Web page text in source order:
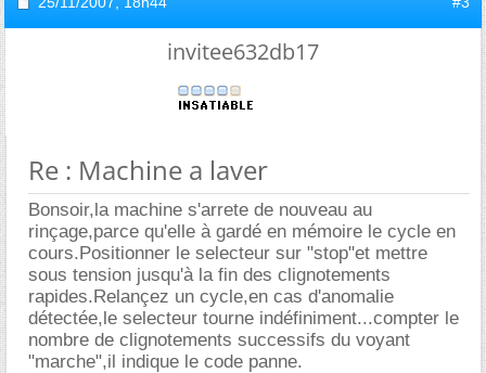
invitee632db17
Re : Machine a laver
Bonsoir,la machine s'arrete de nouveau au
rinçage,parce qu'elle à gardé en mémoire le cycle en
cours.Positionner le selecteur sur "stop"et mettre
sous tension jusqu'à la fin des clignotements
rapides.Relançez un cycle,en cas d'anomalie
détectée,le selecteur tourne indéfiniment...compter le
nombre de clignotements successifs du voyant
"marche",il indique le code panne.